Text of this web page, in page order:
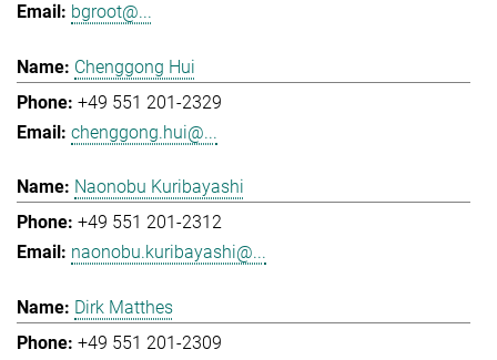
bgroot@...
Chenggong Hui
+49 551 201-2329
chenggong.hui@...
Naonobu Kuribayashi
+49 551 201-2312
naonobu.kuribayashi@...
Dirk Matthes
+49 551 201-2309